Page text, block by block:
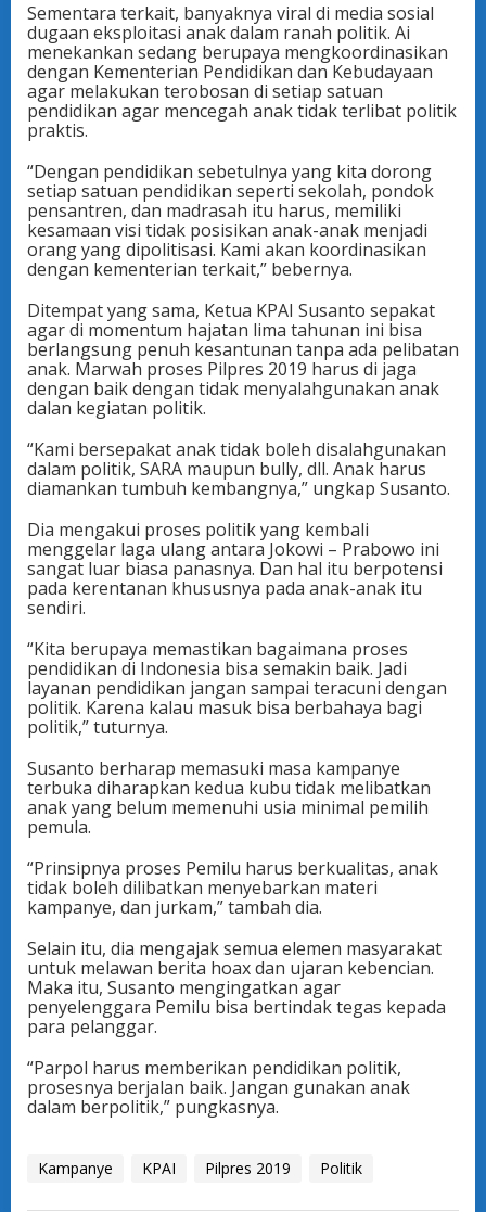
Sementara terkait, banyaknya viral di media sosial
dugaan eksploitasi anak dalam ranah politik. Ai
menekankan sedang berupaya mengkoordinasikan
dengan Kementerian Pendidikan dan Kebudayaan
agar melakukan terobosan di setiap satuan
pendidikan agar mencegah anak tidak terlibat politik
praktis.
“Dengan pendidikan sebetulnya yang kita dorong
setiap satuan pendidikan seperti sekolah, pondok
pensantren, dan madrasah itu harus, memiliki
kesamaan visi tidak posisikan anak-anak menjadi
orang yang dipolitisasi. Kami akan koordinasikan
dengan kementerian terkait,” bebernya.
Ditempat yang sama, Ketua KPAI Susanto sepakat
agar di momentum hajatan lima tahunan ini bisa
berlangsung penuh kesantunan tanpa ada pelibatan
anak. Marwah proses Pilpres 2019 harus di jaga
dengan baik dengan tidak menyalahgunakan anak
dalan kegiatan politik.
“Kami bersepakat anak tidak boleh disalahgunakan
dalam politik, SARA maupun bully, dll. Anak harus
diamankan tumbuh kembangnya,” ungkap Susanto.
Dia mengakui proses politik yang kembali
menggelar laga ulang antara Jokowi – Prabowo ini
sangat luar biasa panasnya. Dan hal itu berpotensi
pada kerentanan khususnya pada anak-anak itu
sendiri.
“Kita berupaya memastikan bagaimana proses
pendidikan di Indonesia bisa semakin baik. Jadi
layanan pendidikan jangan sampai teracuni dengan
politik. Karena kalau masuk bisa berbahaya bagi
politik,” tuturnya.
Susanto berharap memasuki masa kampanye
terbuka diharapkan kedua kubu tidak melibatkan
anak yang belum memenuhi usia minimal pemilih
pemula.
“Prinsipnya proses Pemilu harus berkualitas, anak
tidak boleh dilibatkan menyebarkan materi
kampanye, dan jurkam,” tambah dia.
Selain itu, dia mengajak semua elemen masyarakat
untuk melawan berita hoax dan ujaran kebencian.
Maka itu, Susanto mengingatkan agar
penyelenggara Pemilu bisa bertindak tegas kepada
para pelanggar.
“Parpol harus memberikan pendidikan politik,
prosesnya berjalan baik. Jangan gunakan anak
dalam berpolitik,” pungkasnya.
Kampanye KPAI Pilpres 2019 Politik